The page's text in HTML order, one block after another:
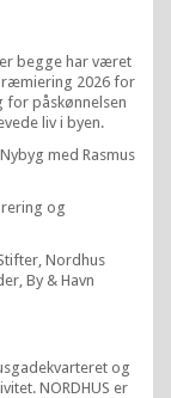
begge har været
2026 for
for påskønnelsen
liv i byen.
med Rasmus
og
Nordhus
By & Havn
og
NORDHUS er